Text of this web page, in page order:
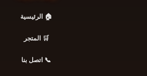
🏠 الرئيسية
🛒 المتجر
📞 اتصل بنا